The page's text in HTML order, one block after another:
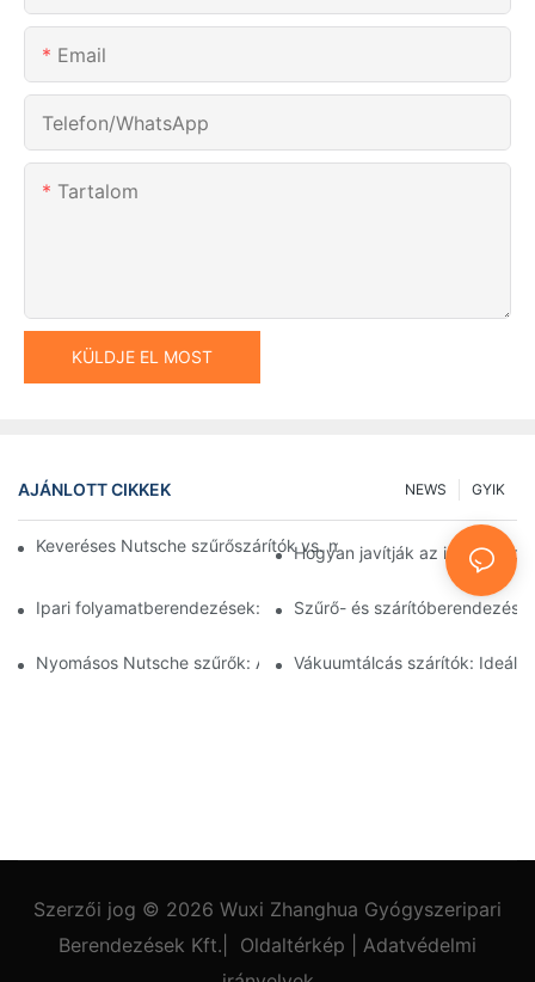
Email
Telefon/WhatsApp
Tartalom
KÜLDJE EL MOST
AJÁNLOTT CIKKEK GYIK
NEWS
Keveréses Nutsche szűrőszárítók vs. más szárítási módszerek:
Hogyan javítják az ipari
Ipari folyamatberendezések: Az innovációk alakítják a jövőt
Szűrő- és
Nyomásos Nutsche szűrők: Alkalmazások a vegyiparban és az
Vákuumtálcás szárítók:
Szerzői jog © 2026 Wuxi Zhanghua Gyógyszeripari
Berendezések Kft.
Oldaltérkép
Adatvédelmi